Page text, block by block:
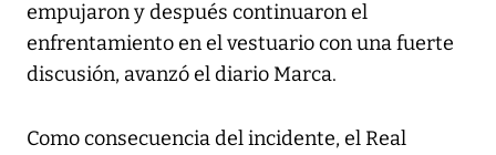
empujaron y después continuaron el
enfrentamiento en el vestuario con una fuerte
discusión, avanzó el diario Marca.
Como consecuencia del incidente, el Real